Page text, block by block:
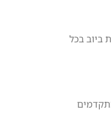
ביוב בכל